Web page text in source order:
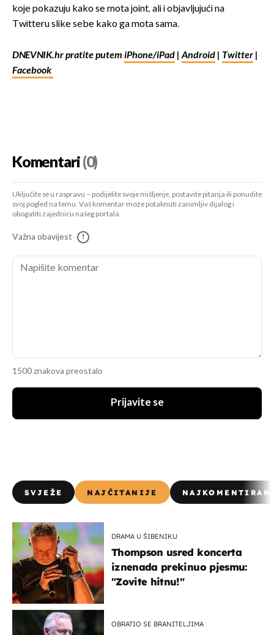
koje pokazuju kako se mota joint, ali i objavljujući na
Twitteru slike sebe kako ga mota sama.
DNEVNIK.hr pratite putem iPhone/iPad |Android | Twitter |
Facebook
Komentari(0)
Uključite se u raspravu – podijelite svoje mišljenje, postavite pitanja ili ponudite
svoj pogled na temu. Vaš komentar može potaknuti zanimljiv dijalog i
obogatiti zajednicu našeg portala.
Važna obavijest !
1500 znakova preostalo
Prijavite se
SVJEŽE NAJČITANIJE
DRAMA U ŠIBENIKU
Thompson usred koncerta
iznenada prekinuo pjesmu:
"Zovite hitnu!"
OBRATIO SE BRANITELJIMA